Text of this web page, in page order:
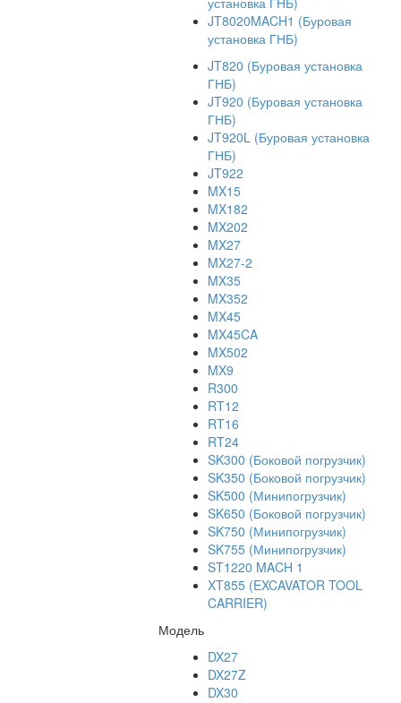
JT8020MACH1 (Буровая
установка ГНБ)
JT820 (Буровая установка
ГНБ)
JT920 (Буровая установка
ГНБ)
JT920L (Буровая установка
ГНБ)
JT922
MX15
MX182
MX202
MX27
MX27-2
MX35
MX352
MX45
MX45CA
MX502
MX9
R300
RT12
RT16
RT24
SK300 (Боковой погрузчик)
SK350 (Боковой погрузчик)
SK500 (Минипогрузчик)
SK650 (Боковой погрузчик)
SK750 (Минипогрузчик)
SK755 (Минипогрузчик)
ST1220 MACH 1
XT855 (EXCAVATOR TOOL
CARRIER)
Модель
DX27
DX27Z
DX30